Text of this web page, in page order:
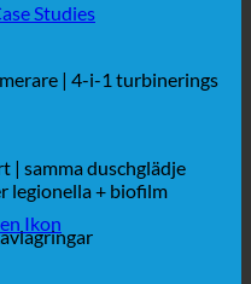
Studies
| 4-i-1 turbinerings
| samma duschglädje
legionella + biofilm